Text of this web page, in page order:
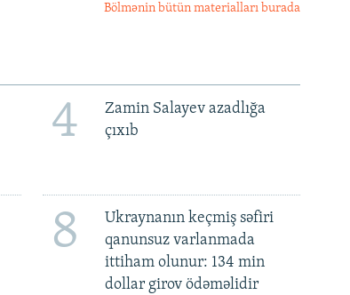
Bölmənin bütün materialları burada
4
Zamin Salayev azadlığa
çıxıb
8
Ukraynanın keçmiş səfiri
qanunsuz varlanmada
ittiham olunur: 134 min
dollar girov ödəməlidir